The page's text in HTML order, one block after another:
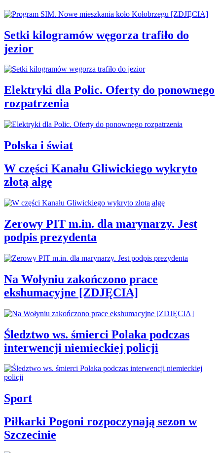
Setki kilogramów węgorza trafiło do
jezior
Elektryki dla Polic. Oferty do ponownego
rozpatrzenia
Polska i świat
W części Kanału Gliwickiego wykryto
złotą algę
Zerowy PIT m.in. dla marynarzy. Jest
podpis prezydenta
Na Wołyniu zakończono prace
ekshumacyjne [ZDJĘCIA]
Śledztwo ws. śmierci Polaka podczas
interwencji niemieckiej policji
Sport
Piłkarki Pogoni rozpoczynają sezon w
Szczecinie